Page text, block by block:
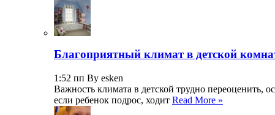
Благоприятный климат в детской
1:52 пп By esken
Важность климата в детской трудно переоценить,
если ребенок подрос, ходит Read More »